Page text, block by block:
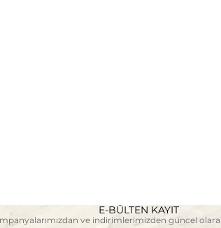
E-BÜLTEN KAYIT
ve indirimlerimizden güncel